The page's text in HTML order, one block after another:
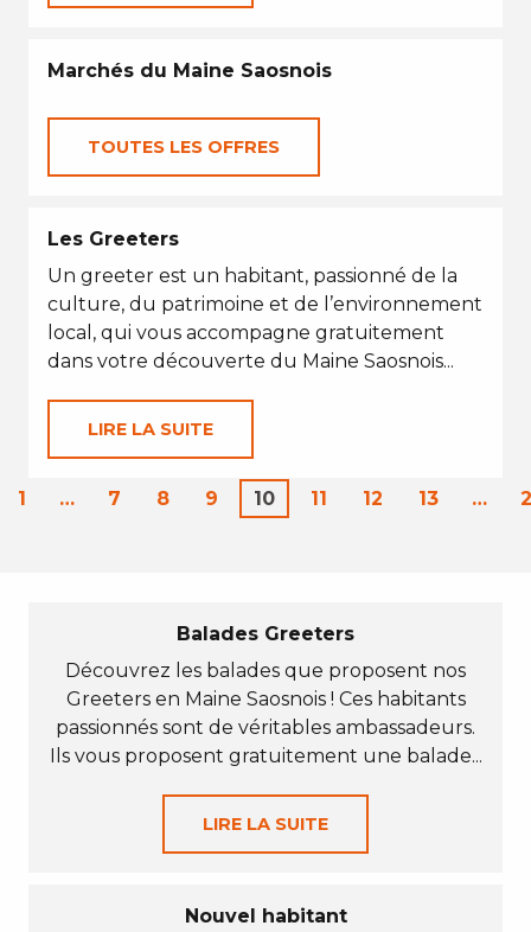
Marchés du Maine Saosnois
TOUTES LES OFFRES
Les Greeters
Un greeter est un habitant, passionné de la
culture, du patrimoine et de l’environnement
local, qui vous accompagne gratuitement
dans votre découverte du Maine Saosnois...
LIRE LA SUITE
1 … 7 8 9 10 11 12 13 …
Balades Greeters
Découvrez les balades que proposent nos
Greeters en Maine Saosnois ! Ces habitants
passionnés sont de véritables ambassadeurs.
Ils vous proposent gratuitement une balade...
LIRE LA SUITE
Nouvel habitant